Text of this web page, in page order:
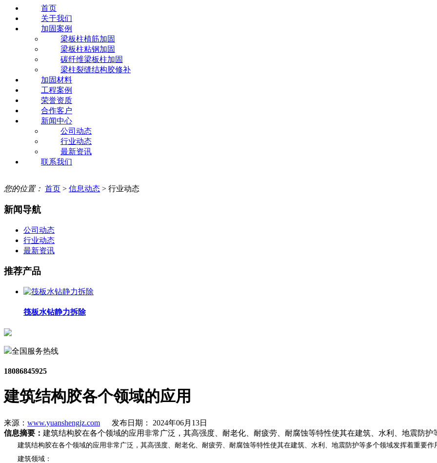
首页
关于我们
加固案例
梁板柱植筋加固
梁板柱粘钢加固
碳纤维梁板柱加固
梁柱裂缝结构胶修补
加固材料
工程案例
荣誉资质
合作客户
新闻中心
公司动态
行业动态
最新资讯
联系我们
您的位置： 首页 > 信息动态 > 行业动态
新闻导航
公司动态
行业动态
最新资讯
推荐产品
筏板水钻静力拆除
全国服务热线
18086845925
建筑结构胶各个领域的应用
来源： www.yuanshengjz.com 发布日期： 2024年06月13日
信息摘要： 建筑结构胶在各个领域的应用非常广泛，其高强度、耐老化、耐疲劳、耐腐蚀等特性使其在建筑、水利、地震防护
建筑结构胶在各个领域的应用非常广泛，其高强度、耐老化、耐疲劳、耐腐蚀等特性使其在建筑、水利、地震防护等多个领域发挥着重要作
建筑领域：